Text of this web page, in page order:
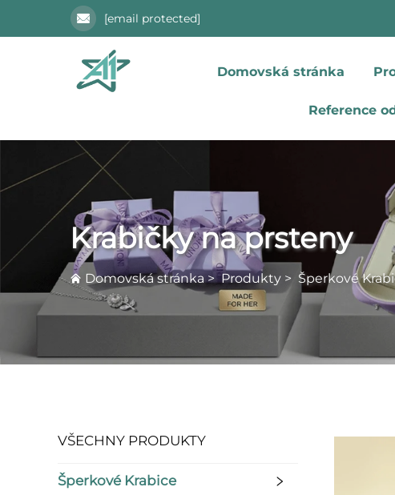
[email protected]
Domovská stránka
Reference
Krabičky na prsteny
Domovská stránka>Produkty > Šperkové
VŠECHNY PRODUKTY
Šperkové Krabice